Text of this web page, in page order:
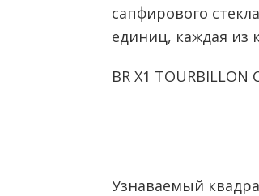
сапфирового
единиц, каждая из
BR X1 TOURBILLON
Узнаваемый